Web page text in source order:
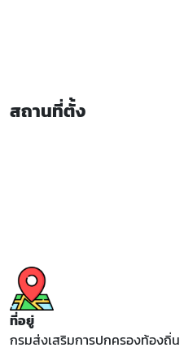
สถานที่ตั้ง
ที่อยู่
กรมส่งเสริมการปกครองท้องถิ่